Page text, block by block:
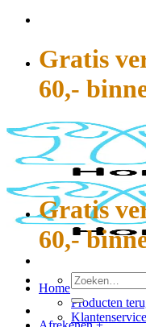
Gratis
60,-
Home
Producten
Klantenservice
Gratis
60,-
Zoeken
naar: